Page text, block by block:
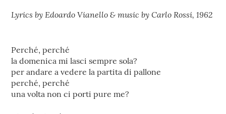
Lyrics by Edoardo Vianello & music by Carlo Rossi, 1962
Perché, perché
la domenica mi lasci sempre sola?
per andare a vedere la partita di pallone
perché, perché
una volta non ci porti pure me?